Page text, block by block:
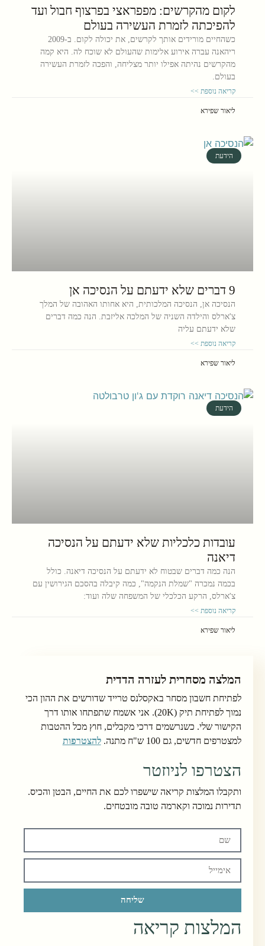
לקום מהקרשים: מפפראצי בפרצוף חבול ועד
להפיכתה לזמרת העשירה בעולם
כשהחיים מורידים אותך לקרשים, את יכולה לקום. ב-2009
ריהאנה עברה אירוע אלימות שהעולם לא שוכח לה. היא קמה
מהקרשים נהיתה אפילו יותר מצליחה, והפכה לזמרת העשירה
בעולם.
קריאה נוספת >>
ליאור שפירא
הידעת
9 דברים שלא ידעתם על הנסיכה אן
הנסיכה אן, הנסיכה המלכותית, היא אחותו האהובה של המלך
צ'ארלס והילדה השניה של המלכה אליזבת. הנה כמה דברים
שלא ידעתם עליה
קריאה נוספת >>
ליאור שפירא
הידעת
עובדות כלכליות שלא ידעתם על הנסיכה
דיאנה
הנה כמה דברים שבטוח לא ידעתם על הנסיכה דיאנה. כולל
בכמה נמכרה "שמלת הנקמה", כמה קיבלה בהסכם הגירושין עם
צ'ארלס, הרקע הכלכלי של המשפחה שלה ועוד:
קריאה נוספת >>
ליאור שפירא
המלצה מסחרית לעזרה הדדית
לפתיחת חשבון מסחר באקסלנס טרייד שדורשים את ההון הכי
נמוך לפתיחת תיק (20K). אני אשמח שתפתחו אותו דרך
הקישור שלי. כשנרשמים דרכי מקבלים, חוץ מכל ההטבות
למצטרפים חדשים, גם 100 ש"ח מתנה.
להצטרפות
הצטרפו לניוזטר
ותקבלו המלצות קריאה שישפרו לכם את החיים, הבטן והכיס.
תדירות נמוכה וקארמה טובה מובטחים.
שליחה
המלצות קריאה